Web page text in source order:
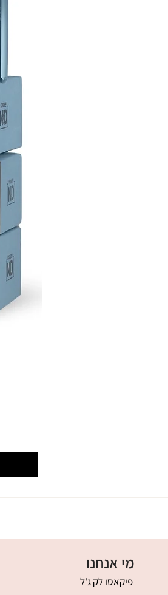
מי אנחנו
פיקאסו לק ג'ל